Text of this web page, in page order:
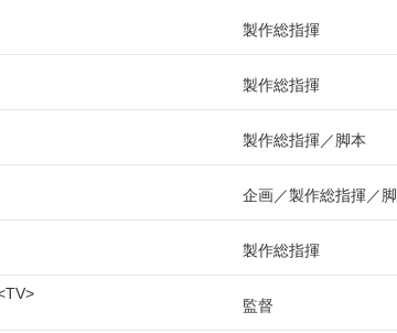
製作総指揮
製作総指揮
製作総指揮 脚本
企画 製作総指揮
製作総指揮
TV
監督